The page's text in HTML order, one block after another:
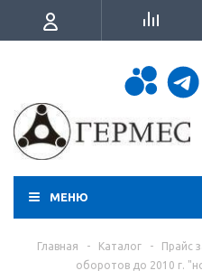
МЕНЮ
Главная - Каталог - Прайс
оборотов до 2010 г.